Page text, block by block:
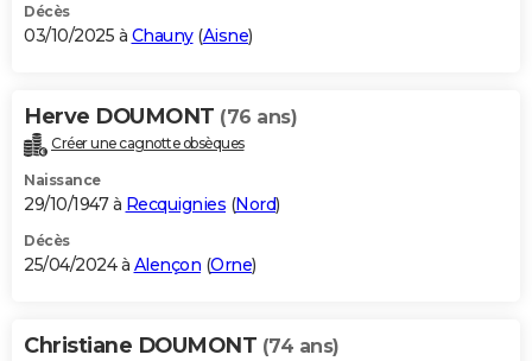
S'inscrire
Se connecter
Lycées
Collèges
Primaires
Universités
Entreprises
Service militaire
Avis de recherche
AVIS DE DÉCÈS
Bricolage
Lifestyle
Culture
Sport
Auto
Television
Voyage
Cinema
Décès
03/10/2025 à Chauny(Aisne)
Herve DOUMONT (76 ans)
Créer une cagnotte obsèques
Naissance
29/10/1947 à Recquignies (Nord)
Décès
25/04/2024 à Alençon (Orne)
Christiane DOUMONT (74 ans)